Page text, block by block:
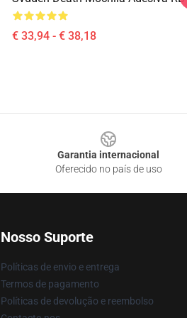
€ 33,94 - € 38,18
Garantia internacional
Oferecido no país de uso
Nosso Suporte
Políticas de envio e entrega
Termos de pagamento
Políticas de devolução e reembolso